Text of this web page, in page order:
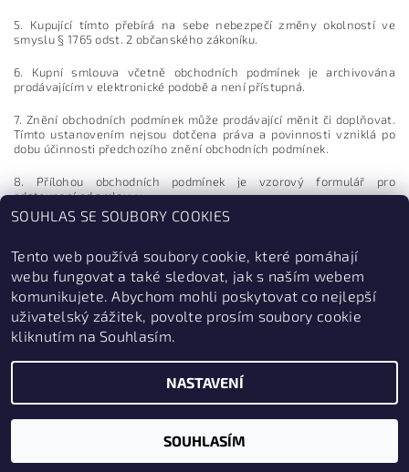
5. Kupující tímto přebírá na sebe nebezpečí změny okolností ve
smyslu § 1765 odst. 2 občanského zákoníku.
6. Kupní smlouva včetně obchodních podmínek je archivována
prodávajícím v elektronické podobě a není přístupná.
7. Znění obchodních podmínek může prodávající měnit či doplňovat.
Tímto ustanovením nejsou dotčena práva a povinnosti vzniklá po
dobu účinnosti předchozího znění obchodních podmínek.
8. Přílohou obchodních podmínek je vzorový formulář pro
odstoupení od smlouvy.
Tyto obchodní podmínky nabývají účinnosti dnem 1.11.2020
2026 © ZabezpečSe.cz, všechna práva vyhrazena
Vytvořil Shoptet
SOUHLAS SE SOUBORY COOKIES
Tento web používá soubory cookie, které pomáhají
webu fungovat a také sledovat, jak s naším webem
komunikujete. Abychom mohli poskytovat co nejlepší
uživatelský zážitek, povolte prosím soubory cookie
kliknutím na Souhlasím.
NASTAVENÍ
SOUHLASÍM